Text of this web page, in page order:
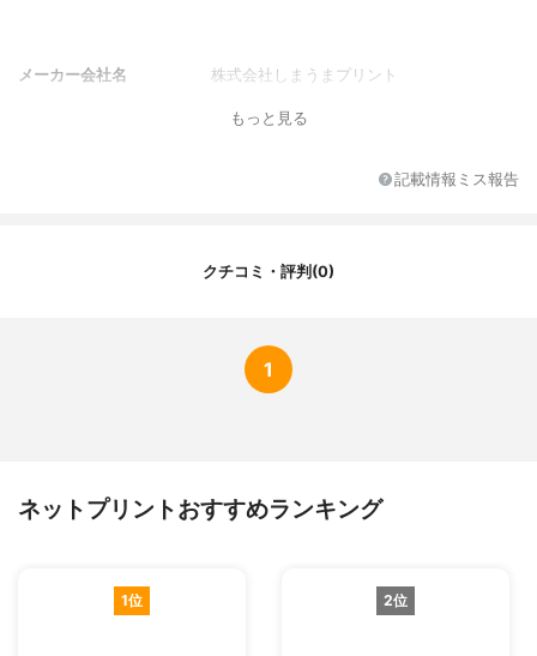
メーカー会社名 株式会社しまうまプリント
もっと見る
記載情報ミス報告
クチコミ・評判(0)
1
ネットプリントおすすめランキング
1位 2位